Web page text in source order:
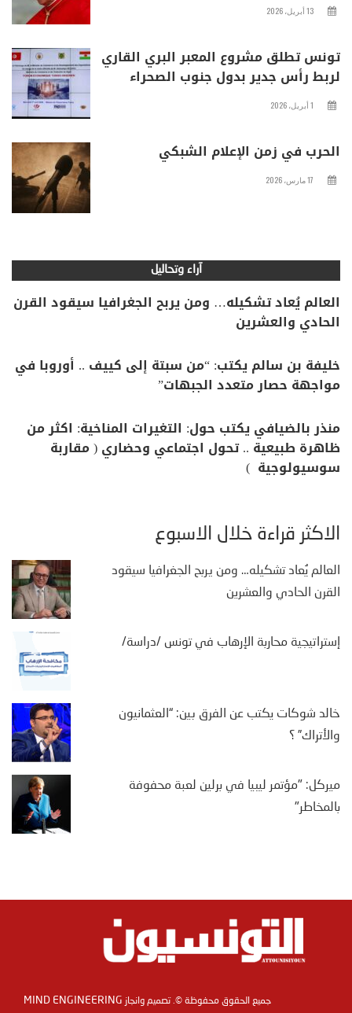
13 أبريل، 2026
تونس تطلق مشروع المعبر البري القاري
لربط رأس جدير بدول جنوب الصحراء
1 أبريل، 2026
الحرب في زمن الإعلام الشبكي
17 مارس، 2026
آراء وتحاليل
العالم يُعاد تشكيله… ومن يربح الجغرافيا سيقود القرن
الحادي والعشرين
خليفة بن سالم يكتب: “من سبتة إلى كييف .. أوروبا في
مواجهة حصار متعدد الجبهات”
منذر بالضيافي يكتب حول: التغيرات المناخية: اكثر من
ظاهرة طبيعية .. تحول اجتماعي وحضاري ( مقاربة
سوسيولوجية )
الأكثر قراءة خلال الأسبوع
العالم يُعاد تشكيله… ومن يربح الجغرافيا سيقود
القرن الحادي والعشرين
إستراتيجية محاربة الإرهاب في تونس /دراسة/
خالد شوكات يكتب عن الفرق بين: “العثمانيون
والأتراك” ؟
ميركل: "مؤتمر ليبيا في برلين لعبة محفوفة
بالمخاطر"
جميع الحقوق محفوظة ©. تصميم وانجاز MIND ENGINEERING